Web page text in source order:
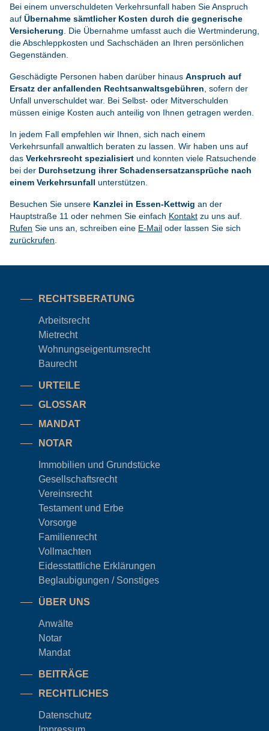
Bei einem unverschuldeten Verkehrsunfall haben Sie Anspruch
auf Übernahme sämtlicher Kosten durch die gegnerische
Versicherung . Die Übernahme umfasst auch die Wertminderung,
die Abschleppkosten und Sachschäden an Ihren persönlichen
Gegenständen.
Geschädigte Personen haben darüber hinaus Anspruch auf
Ersatz der anfallenden Rechtsanwaltsgebühren , sofern der
Unfall unverschuldet war. Bei Selbst- oder Mitverschulden
müssen einige Kosten auch anteilig von Ihnen getragen werden.
In jedem Fall empfehlen wir Ihnen, sich nach einem
Verkehrsunfall anwaltlich beraten zu lassen. Wir haben uns auf
das Verkehrsrecht spezialisiert und konnten viele Ratsuchende
bei der Durchsetzung ihrer Schadensersatzansprüche nach
einem Verkehrsunfall unterstützen.
Besuchen Sie unsere Kanzlei in Essen-Kettwig an der
Hauptstraße 11 oder nehmen Sie einfach Kontakt zu uns auf.
Rufen Sie uns an, schreiben eine E-Mail oder lassen Sie sich
zurückrufen
RECHTSBERATUNG
Arbeitsrecht
Mietrecht
Wohnungseigentumsrecht
Baurecht
URTEILE
GLOSSAR
MANDAT
NOTAR
Immobilien und Grundstücke
Gesellschaftsrecht
Vereinsrecht
Testament und Erbe
Vorsorge
Familienrecht
Vollmachten
Eidesstattliche Erklärungen
Beglaubigungen / Sonstiges
ÜBER UNS
Anwälte
Notar
Mandat
BEITRÄGE
RECHTLICHES
Datenschutz